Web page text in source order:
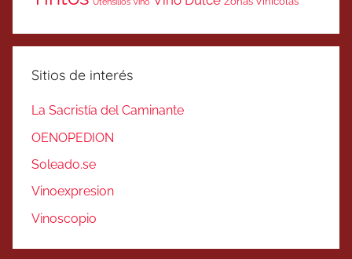
Sitios de interés
La Sacristía del Caminante
OENOPEDION
Soleado.se
Vinoexpresion
Vinoscopio